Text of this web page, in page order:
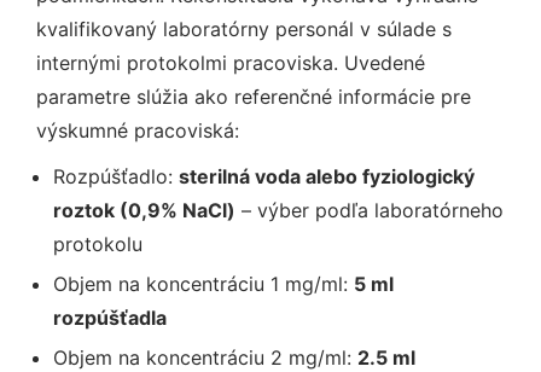
kvalifikovaný laboratórny personál v súlade s
internými protokolmi pracoviska. Uvedené
parametre slúžia ako referenčné informácie pre
výskumné pracoviská:
Rozpúšťadlo: sterilná voda alebo fyziologický
roztok (0,9% NaCl) – výber podľa laboratórneho
protokolu
Objem na koncentráciu 1 mg/ml: 5 ml
rozpúšťadla
Objem na koncentráciu 2 mg/ml: 2.5 ml